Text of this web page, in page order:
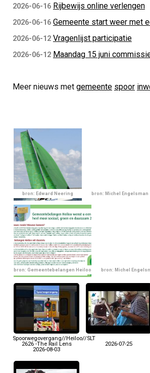
2026-06-16 Rijbewijs online verlengen
2026-06-16 Gemeente start weer met
2026-06-12 Vragenlijst participatie
2026-06-12 Maandag 15 juni
Meer nieuws met gemeente spoor
bron: Edward Neering bron: Michel Engelsman
bron: Gemeentebelangen Heiloo bron: Michel
Spoorwegovergang//Heiloo//SLT
2626 -The Rail Lens
2026-08-03
2026-07-25